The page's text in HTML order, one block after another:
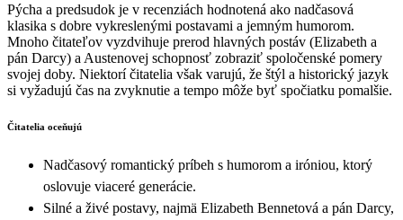
Pýcha a predsudok je v recenziách hodnotená ako nadčasová
klasika s dobre vykreslenými postavami a jemným humorom.
Mnoho čitateľov vyzdvihuje prerod hlavných postáv (Elizabeth a
pán Darcy) a Austenovej schopnosť zobraziť spoločenské pomery
svojej doby. Niektorí čitatelia však varujú, že štýl a historický jazyk
si vyžadujú čas na zvyknutie a tempo môže byť spočiatku pomalšie.
Čitatelia oceňujú
Nadčasový romantický príbeh s humorom a iróniou, ktorý
oslovuje viaceré generácie.
Silné a živé postavy, najmä Elizabeth Bennetová a pán Darcy,